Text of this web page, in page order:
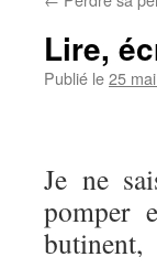
Lire,
Publié le25
Je ne
pomper